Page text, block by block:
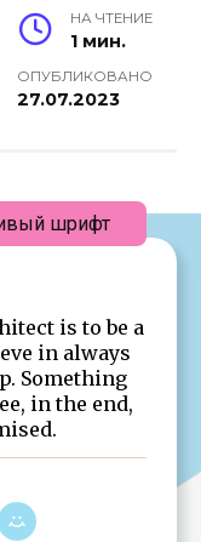
НА ЧТЕНИЕ
1 мин.
ОПУБЛИКОВАНО
27.07.2023
is to be a
in always
Something
in the end,
шрифт